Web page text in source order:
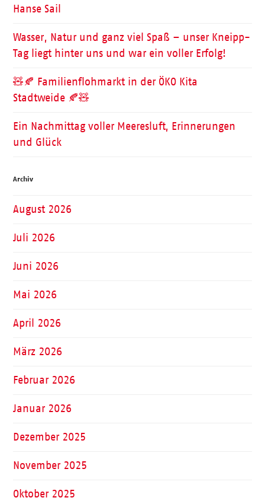
Hanse Sail
Wasser, Natur und ganz viel Spaß – unser Kneipp-
Tag liegt hinter uns und war ein voller Erfolg!
🧸🍂 Familienflohmarkt in der ÖKO Kita
Stadtweide 🍂🧸
Ein Nachmittag voller Meeresluft, Erinnerungen
und Glück
Archiv
August 2026
Juli 2026
Juni 2026
Mai 2026
April 2026
März 2026
Februar 2026
Januar 2026
Dezember 2025
November 2025
Oktober 2025